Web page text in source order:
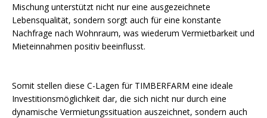
Mischung unterstützt nicht nur eine ausgezeichnete
Lebensqualität, sondern sorgt auch für eine konstante
Nachfrage nach Wohnraum, was wiederum Vermietbarkeit und
Mieteinnahmen positiv beeinflusst.
Somit stellen diese C-Lagen für TIMBERFARM eine ideale
Investitionsmöglichkeit dar, die sich nicht nur durch eine
dynamische Vermietungssituation auszeichnet, sondern auch